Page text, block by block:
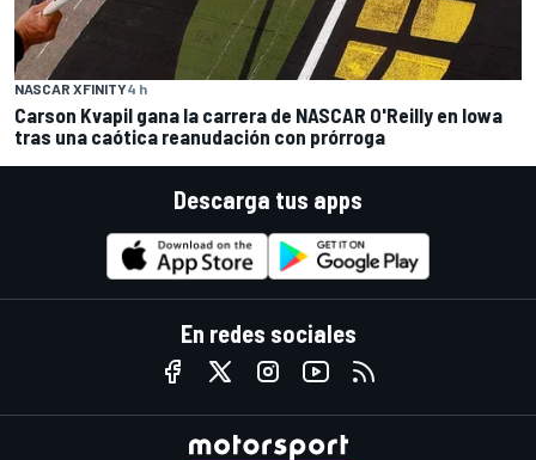
NASCAR XFINITY4 h
Carson Kvapil gana la carrera de NASCAR O'Reilly en Iowa
tras una caótica reanudación con prórroga
Descarga tus apps
En redes sociales